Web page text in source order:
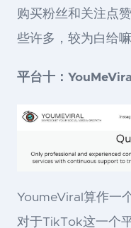
购买粉丝和关注点
些许多，较为白给
平台十：
YoumeViral算作一
对于TikTok这一个